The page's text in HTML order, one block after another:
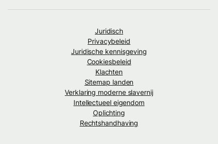
Juridisch
Privacybeleid
Juridische kennisgeving
Cookiesbeleid
Klachten
Sitemap landen
Verklaring moderne slavernij
Intellectueel eigendom
Oplichting
Rechtshandhaving